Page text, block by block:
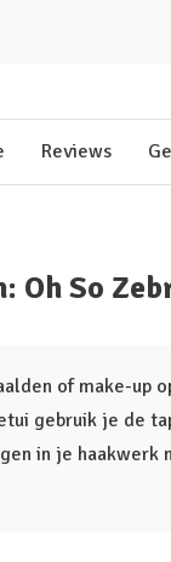
Reviews
Oh So
of make-
gebruik je de
in je haakwerk